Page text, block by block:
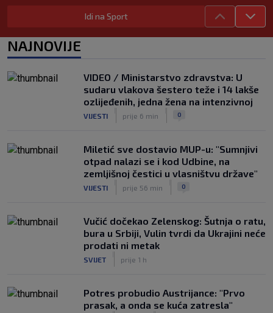
SK
|
prije 4 h
Bio je hit druge lige, a sada s Istrom
SK
|
prije 5 h
VIDEO / Tenisač se požalio na
gledatelja koji mu je smetao, reakcija
suca je hit
Idi na Sport
NAJNOVIJE
VIDEO / Ministarstvo zdravstva: U
sudaru vlakova šestero teže i 14 lakše
ozlijeđenih, jedna žena na intenzivnoj
VIJESTI prije 6 min 0
Miletić sve dostavio MUP-u: "Sumnjivi
otpad nalazi se i kod Udbine, na
zemljišnoj čestici u vlasništvu države"
VIJESTI prije 56 min 0
Vučić dočekao Zelenskog: Šutnja o ratu,
bura u Srbiji, Vulin tvrdi da Ukrajini neće
prodati ni metak
SVIJET prije 1 h
Potres probudio Austrijance: "Prvo
prasak, a onda se kuća zatresla"